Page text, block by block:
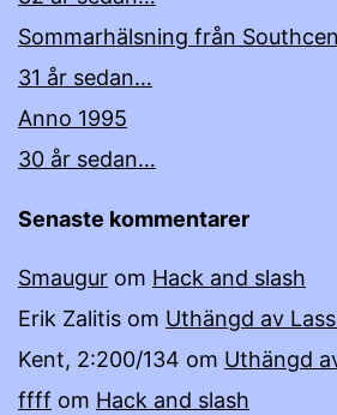
Sommarhälsning från
31 år sedan…
Anno 1995
30 år sedan…
Senaste kommentarer
Smaugur om Hack and slash
Erik Zalitis om Uthängd av
Kent, 2:200/134 om Uthängd
ffff om Hack and slash